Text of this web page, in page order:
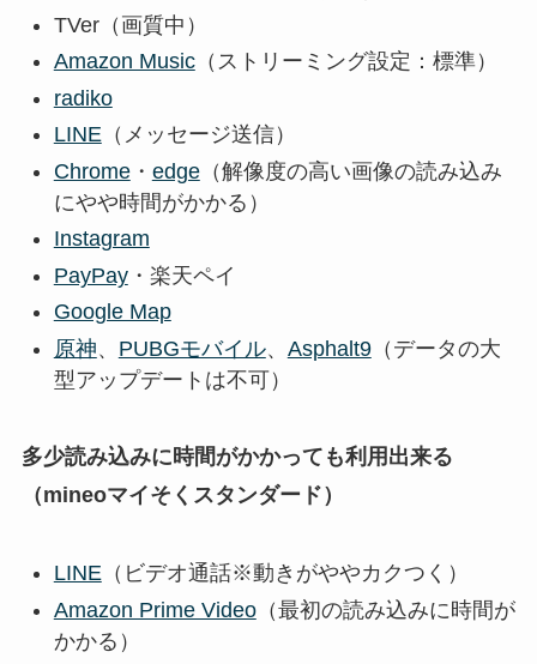
TVer（画質中）
Amazon Music（ストリーミング設定：標準）
radiko
LINE（メッセージ送信）
Chrome・ edge（解像度の高い画像の読み込み
にやや時間がかかる）
Instagram
PayPay・楽天ペイ
Google Map
原神、 PUBGモバイル、 Asphalt9（データの大
型アップデートは不可）
多少読み込みに時間がかかっても利用出来る
（mineoマイそくスタンダード）
LINE（ビデオ通話※動きがややカクつく）
Amazon Prime Video（最初の読み込みに時間が
かかる）